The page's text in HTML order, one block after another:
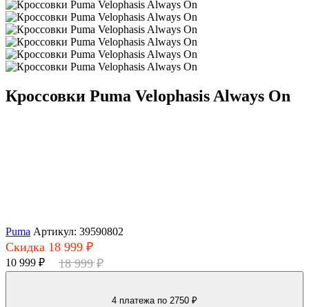
Кроссовки Puma Velophasis Always On
Puma Артикул: 39590802
Скидка 18 999 ₽
10 999 ₽ 18 999 ₽
4 платежа по 2750 ₽